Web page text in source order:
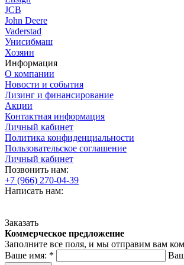
JCB
John Deere
Vaderstad
Унисибмаш
Хозяин
Информация
О компании
Новости и события
Лизинг и финансирование
Акции
Контактная информация
Личный кабинет
Политика конфиденциальности
Пользовательское соглашение
Личный кабинет
Позвонить нам:
+7 (966) 270-04-39
Написать нам:
Заказать
Коммерческое предложение
Заполните все поля, и мы отправим вам
Ваше имя: *